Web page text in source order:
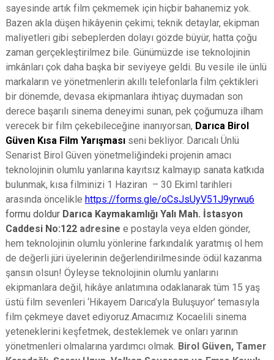
sayesinde artık film çekmemek için hiçbir bahanemiz yok.
Bazen akla düşen hikâyenin çekimi; teknik detaylar, ekipman
maliyetleri gibi sebeplerden dolayı gözde büyür, hatta çoğu
zaman gerçekleştirilmez bile. Günümüzde ise teknolojinin
imkânları çok daha başka bir seviyeye geldi. Bu vesile ile ünlü
markaların ve yönetmenlerin akıllı telefonlarla film çektikleri
bir dönemde, devasa ekipmanlara ihtiyaç duymadan son
derece başarılı sinema deneyimi sunan, pek çoğumuza ilham
verecek bir film çekebileceğine inanıyorsan, Darıca Birol
Güven Kısa Film Yarışması seni bekliyor. Darıcalı Ünlü
Senarist Birol Güven yönetmeliğindeki projenin amacı
teknolojinin olumlu yanlarına kayıtsız kalmayıp sanata katkıda
bulunmak, kısa filminizi 1 Haziran – 30 Ekiml tarihleri
arasında öncelikle https://forms.gle/oCsJsUyV51J9yrwu6
formu doldur Darıca Kaymakamlığı Yalı Mah. İstasyon
Caddesi No:122 adresine e postayla veya elden gönder,
hem teknolojinin olumlu yönlerine farkındalık yaratmış ol hem
de değerli jüri üyelerinin değerlendirilmesinde ödül kazanma
şansın olsun! Öyleyse teknolojinin olumlu yanlarını
ekipmanlara değil, hikâye anlatımına odaklanarak tüm 15 yaş
üstü film sevenleri ‘Hikayem Darıca’yla Buluşuyor’ temasıyla
film çekmeye davet ediyoruz.Amacımız Kocaelili sinema
yeteneklerini keşfetmek, desteklemek ve onları yarının
yönetmenleri olmalarına yardımcı olmak. Birol Güven, Tamer